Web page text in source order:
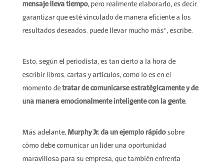
mensaje lleva tiempo, pero realmente elaborarlo, es decir,
garantizar que esté vinculado de manera eficiente a los
resultados deseados, puede llevar mucho más”, escribe.
Esto, según el periodista, es tan cierto a la hora de
escribir libros, cartas y artículos, como lo es en el
momento detratar de comunicarse estratégicamente y de
una manera emocionalmente inteligente con la gente.
Más adelante,Murphy Jr. da un ejemplo rápidosobre
cómo debe comunicar un líder una oportunidad
maravillosa para su empresa, que también enfrenta